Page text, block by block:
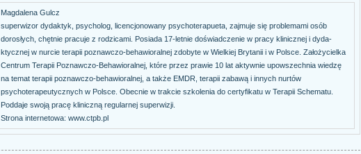
Magdalena Gulcz
superwizor dydaktyk, psycholog, licencjonowany psychoterapueta, zajmuje się problemami osób
dorosłych, chętnie pracuje z rodzicami. Posiada 17-letnie doświadczenie w pracy klinicznej i dyda-
ktycznej w nurcie terapii poznawczo-behawioralnej zdobyte w Wielkiej Brytanii i w Polsce. Założycielka
Centrum Terapii Poznawczo-Behawioralnej, które przez prawie 10 lat aktywnie upowszechnia wiedzę
na temat terapii poznawczo-behawioralnej, a także EMDR, terapii zabawą i innych nurtów
psychoterapeutycznych w Polsce. Obecnie w trakcie szkolenia do certyfikatu w Terapii Schematu.
Poddaje swoją pracę kliniczną regularnej superwizji.
Strona internetowa: www.ctpb.pl